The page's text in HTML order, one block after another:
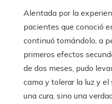
Alentada por la
pacientes que conoció
continuó tomándolo, a
primeros efectos
de dos meses, pudo
cama y tolerar la luz y el
una cura, sino una